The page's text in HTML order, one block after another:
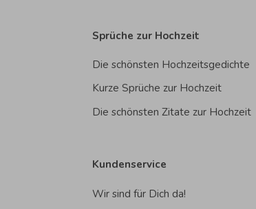
Sprüche zur Hochzeit
Die schönsten Hochzeitsgedichte
Kurze Sprüche zur Hochzeit
Die schönsten Zitate zur Hochzeit
Kundenservice
Wir sind für Dich da!